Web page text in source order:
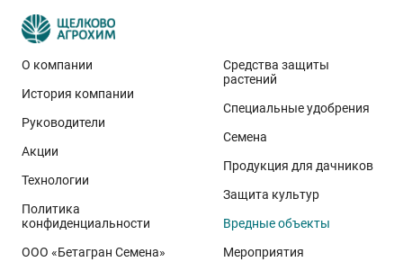
О компании
История компании
Руководители
Акции
Технологии
Политика
конфиденциальности
ООО «Бетагран Семена»
Средства защиты
растений
Специальные удобрения
Семена
Продукция для дачников
Защита культур
Вредные объекты
Мероприятия